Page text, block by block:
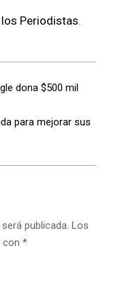
Periodistas
dona $500 mil
para mejorar sus
publicada. Los
con *